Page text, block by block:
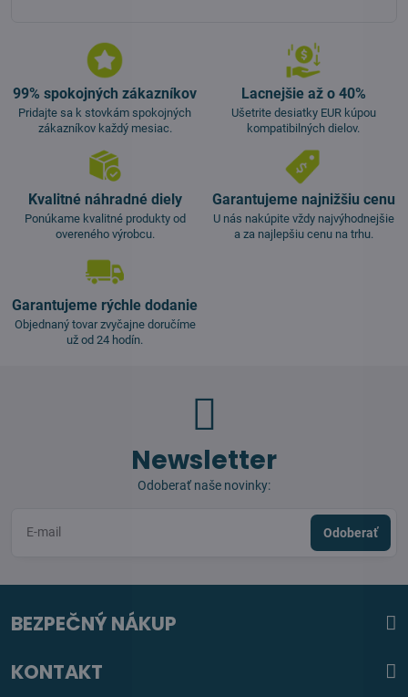
99% spokojných zákazníkov
Pridajte sa k stovkám spokojných
zákazníkov každý mesiac.
Lacnejšie až o 40%
Ušetrite desiatky EUR kúpou
kompatibilných dielov.
Kvalitné náhradné diely
Ponúkame kvalitné produkty od
overeného výrobcu.
Garantujeme najnižšiu cenu
U nás nakúpite vždy najvýhodnejšie
a za najlepšiu cenu na trhu.
Garantujeme rýchle dodanie
Objednaný tovar zvyčajne doručíme
už od 24 hodín.
Newsletter
Odoberať naše novinky:
Odoberať
BEZPEČNÝ NÁKUP
KONTAKT